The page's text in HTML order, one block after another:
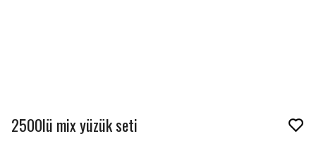
2500lü mix yüzük seti